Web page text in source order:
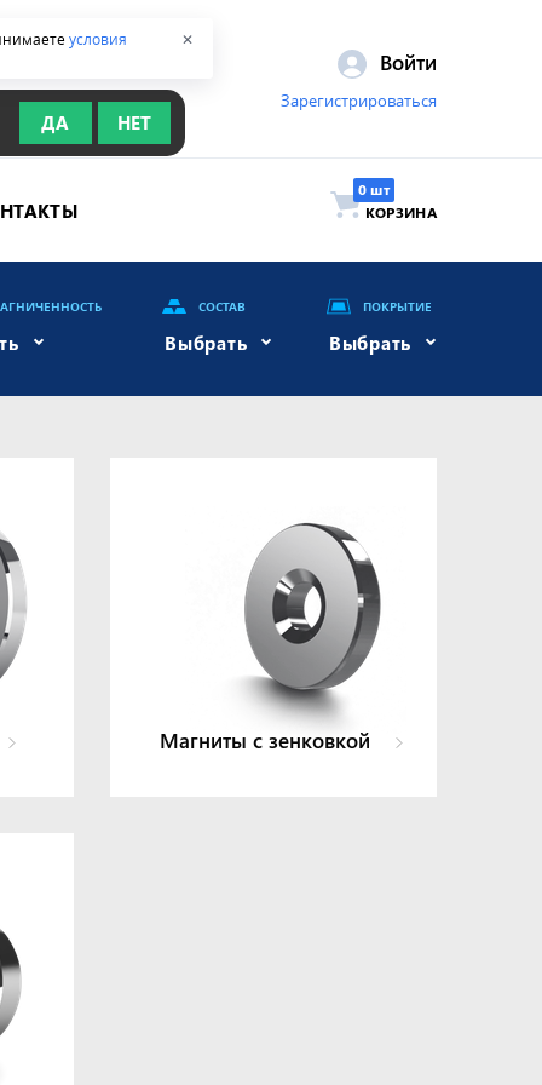
условия ✕
ДА НЕТ
Войти
Зарегистрироваться
КОРЗИНА
СОСТАВ
Выбрать
ПОКРЫТИЕ
Выбрать
Магниты с зенковкой